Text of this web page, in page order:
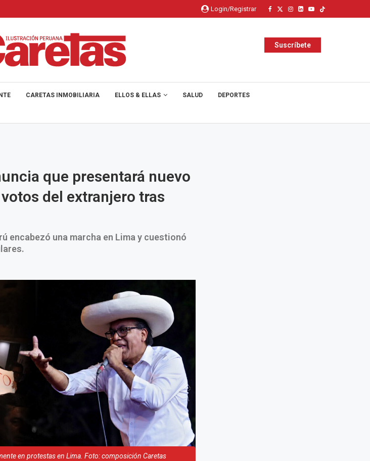
Login/Registrar
Suscríbete
CARETAS INMOBILIARIA ELLOS & ELLAS SALUD DEPORTES
que presentará nuevo
del extranjero tras
encabezó una marcha en Lima y cuestionó
en protestas en Lima. Foto: composición Caretas